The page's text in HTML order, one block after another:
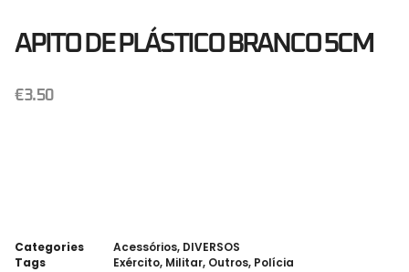
APITO DE PLÁSTICO BRANCO 5CM
€3.50
Categories Acessórios, DIVERSOS
Tags
Exército, Militar, Outros, Polícia